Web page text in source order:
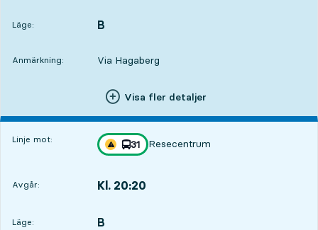
Läge:
LÄGE, B
,
Anmärkning: Via Hagaberg
Visa fler detaljer
Linje mot:
Trafikstörning på resan finns
linje
31
mot
Resecentrum
,
Avgår: Kl. 20:20
Läge:
LÄGE, B
,